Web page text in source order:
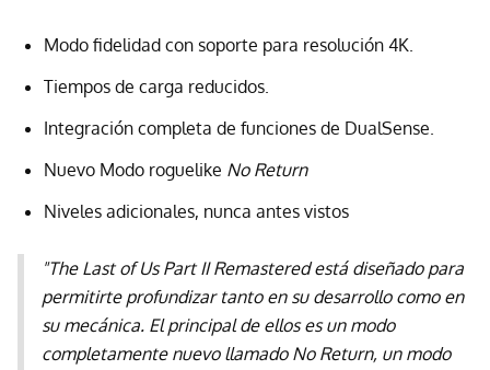
Modo fidelidad con soporte para resolución 4K.
Tiempos de carga reducidos.
Integración completa de funciones de DualSense.
Nuevo Modo roguelike No Return
Niveles adicionales, nunca antes vistos
"The Last of Us Part II Remastered está diseñado para
permitirte profundizar tanto en su desarrollo como en
su mecánica. El principal de ellos es un modo
completamente nuevo llamado No Return, un modo